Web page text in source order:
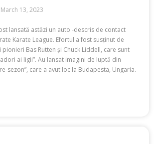
March 13, 2023
lansată astăzi un auto -descris de contact
Karate League. Efortul a fost susținut de
Bas Rutten și Chuck Liddell, care sunt
ai ligii”. Au lansat imagini de luptă din
sezon”, care a avut loc la Budapesta, Ungaria.